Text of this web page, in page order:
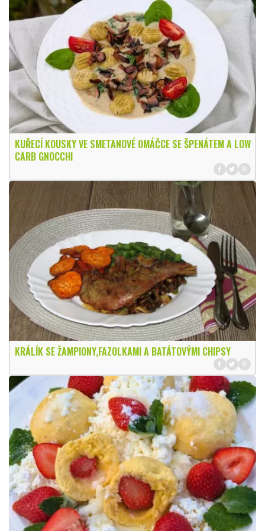
KUŘECÍ KOUSKY VE SMETANOVÉ OMÁČCE SE ŠPENÁTEM A LOW
CARB GNOCCHI
KRÁLÍK SE ŽAMPIONY,FAZOLKAMI A BATÁTOVÝMI CHIPSY